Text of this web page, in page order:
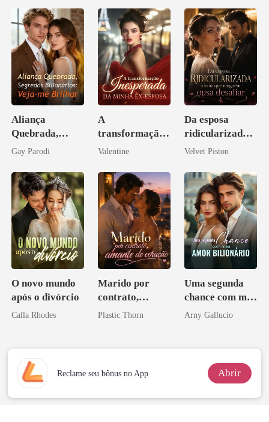
Aliança
Quebrada,
Segredos
Veja-me Brilhar
Gay Parodi
A
transformação
inesperada da
esposa
Valentine
Da esposa
ridicularizada à
irmã que
desafiar
Velvet Piston
O novo mundo
após o divórcio
Calla Rhodes
Marido por
contrato,
amante de
Plastic Thorn
Uma segunda
chance com meu
amor bilionário
Arny Gallucio
Reclame seu bônus no App Abrir